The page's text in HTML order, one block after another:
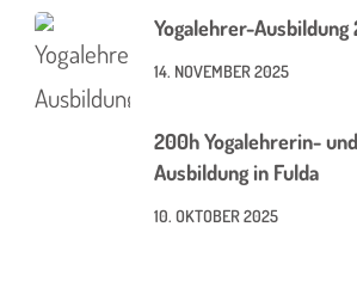
Yogalehrer-Ausbildung
14. NOVEMBER 2025
200h Yogalehrerin-
Ausbildung in Fulda
10. OKTOBER 2025